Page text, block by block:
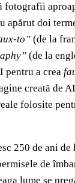
fotografii
apărut doi
to” (de la
(de la
pentru a crea
creată de
folosite
250 de ani de
de
lume se